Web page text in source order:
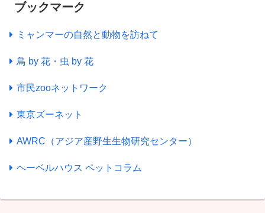
ブックマーク
ミャンマーの自然と動物を訪ねて
鳥 by 花・虫 by 花
市民zooネットワーク
東京ズーネット
AWRC（アジア産野生生物研究センター）
ヘーベルハウス ペットコラム